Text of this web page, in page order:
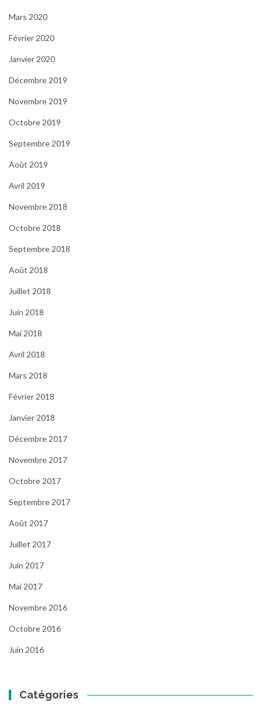
Mars 2020
Février 2020
Janvier 2020
Décembre 2019
Novembre 2019
Octobre 2019
Septembre 2019
Août 2019
Avril 2019
Novembre 2018
Octobre 2018
Septembre 2018
Août 2018
Juillet 2018
Juin 2018
Mai 2018
Avril 2018
Mars 2018
Février 2018
Janvier 2018
Décembre 2017
Novembre 2017
Octobre 2017
Septembre 2017
Août 2017
Juillet 2017
Juin 2017
Mai 2017
Novembre 2016
Octobre 2016
Juin 2016
Catégories